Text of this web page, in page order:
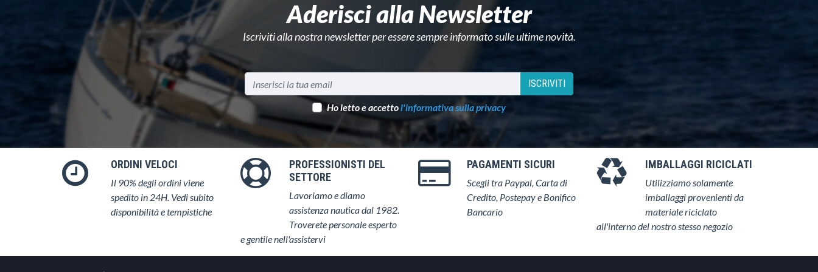
Aderisci alla Newsletter
Iscriviti alla nostra newsletter per essere sempre informato sulle ultime novità.
ISCRIVITI
Ho letto e accettol'informativa sulla privacy
ORDINI VELOCI
Il 90% degli ordini viene
spedito in 24H. Vedi subito
disponibilità e tempistiche
PROFESSIONISTI DEL
SETTORE
Lavoriamo e diamo
assistenza nautica dal 1982.
Troverete personale esperto
e gentile nell'assistervi
PAGAMENTI SICURI
Scegli tra Paypal, Carta di
Credito, Postepay e Bonifico
Bancario
IMBALLAGGI RICICLATI
Utilizziamo solamente
imballaggi provenienti da
materiale riciclato
all'interno del nostro stesso negozio